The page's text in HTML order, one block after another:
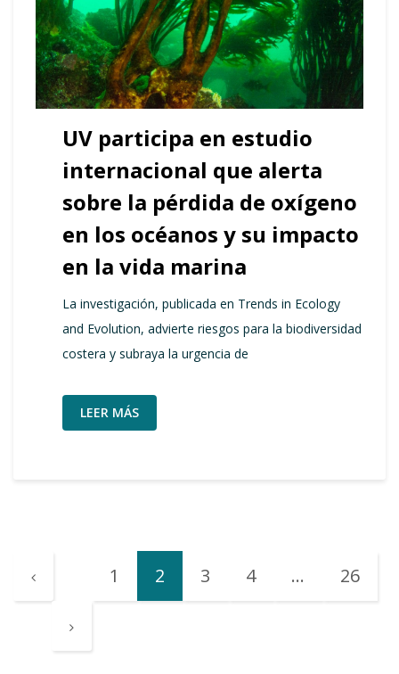
UV participa en estudio
internacional que alerta
sobre la pérdida de oxígeno
en los océanos y su impacto
en la vida marina
La investigación, publicada en Trends in Ecology
and Evolution, advierte riesgos para la biodiversidad
costera y subraya la urgencia de
LEER MÁS
1 2 3 4 … 26